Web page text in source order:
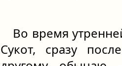
Во время
Сукот, сразу